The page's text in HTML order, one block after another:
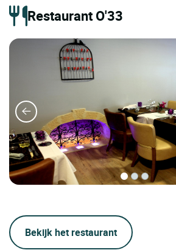
Restaurant O'33
Bekijk het restaurant